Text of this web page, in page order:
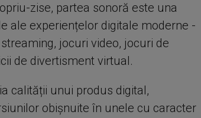
zise, partea sonoră este una
ale experiențelor digitale moderne -
jocuri video, jocuri de
de divertisment virtual.
calității unui produs digital,
obișnuite în unele cu caracter